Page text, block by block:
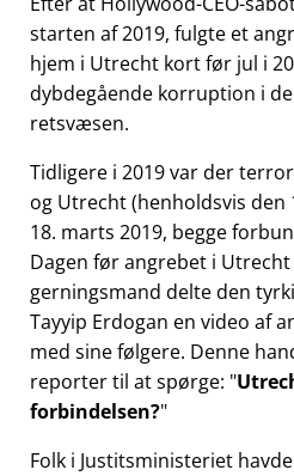
starten af 2019, fulgte et
hjem i Utrecht kort før jul i
dybdegående korruption i
retsvæsen.
Tidligere i 2019 var der
og Utrecht (henholdsvis den
18. marts 2019, begge
Dagen før angrebet i
gerningsmand delte den
Tayyip Erdogan en video af
med sine følgere. Denne
reporter til at spørge:
forbindelsen?
Folk i Justitsministeriet